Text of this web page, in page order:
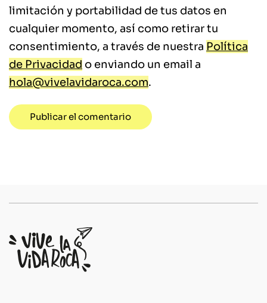
limitación y portabilidad de tus datos en
cualquier momento, así como retirar tu
consentimiento, a través de nuestra Política
de Privacidad o enviando un email a
hola@vivelavidaroca.com.